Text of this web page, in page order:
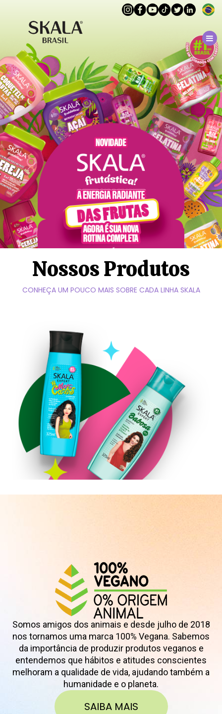
Nossos Produtos
CONHEÇA UM POUCO MAIS SOBRE CADA LINHA SKALA
Somos amigos dos animais e desde julho de 2018
nos tornamos uma marca 100% Vegana. Sabemos
da importância de produzir produtos veganos e
entendemos que hábitos e atitudes conscientes
melhoram a qualidade de vida, ajudando também a
humanidade e o planeta.
SAIBA MAIS